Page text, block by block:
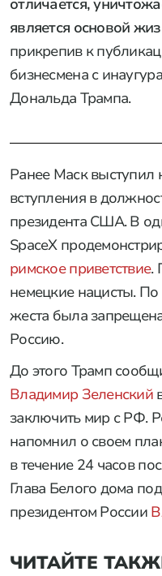
является основой
прикрепив к
бизнесмена с
Дональда Трампа.
Ранее Маск выступил
вступления в
президента США. В
SpaceX
римское приветствие.
немецкие нацисты.
жеста была
Россию.
До этого Трамп
Владимир Зеленский
заключить мир с РФ.
напомнил о своем
в течение 24 часов
Глава Белого дома
президентом России
ЧИТАЙТЕ